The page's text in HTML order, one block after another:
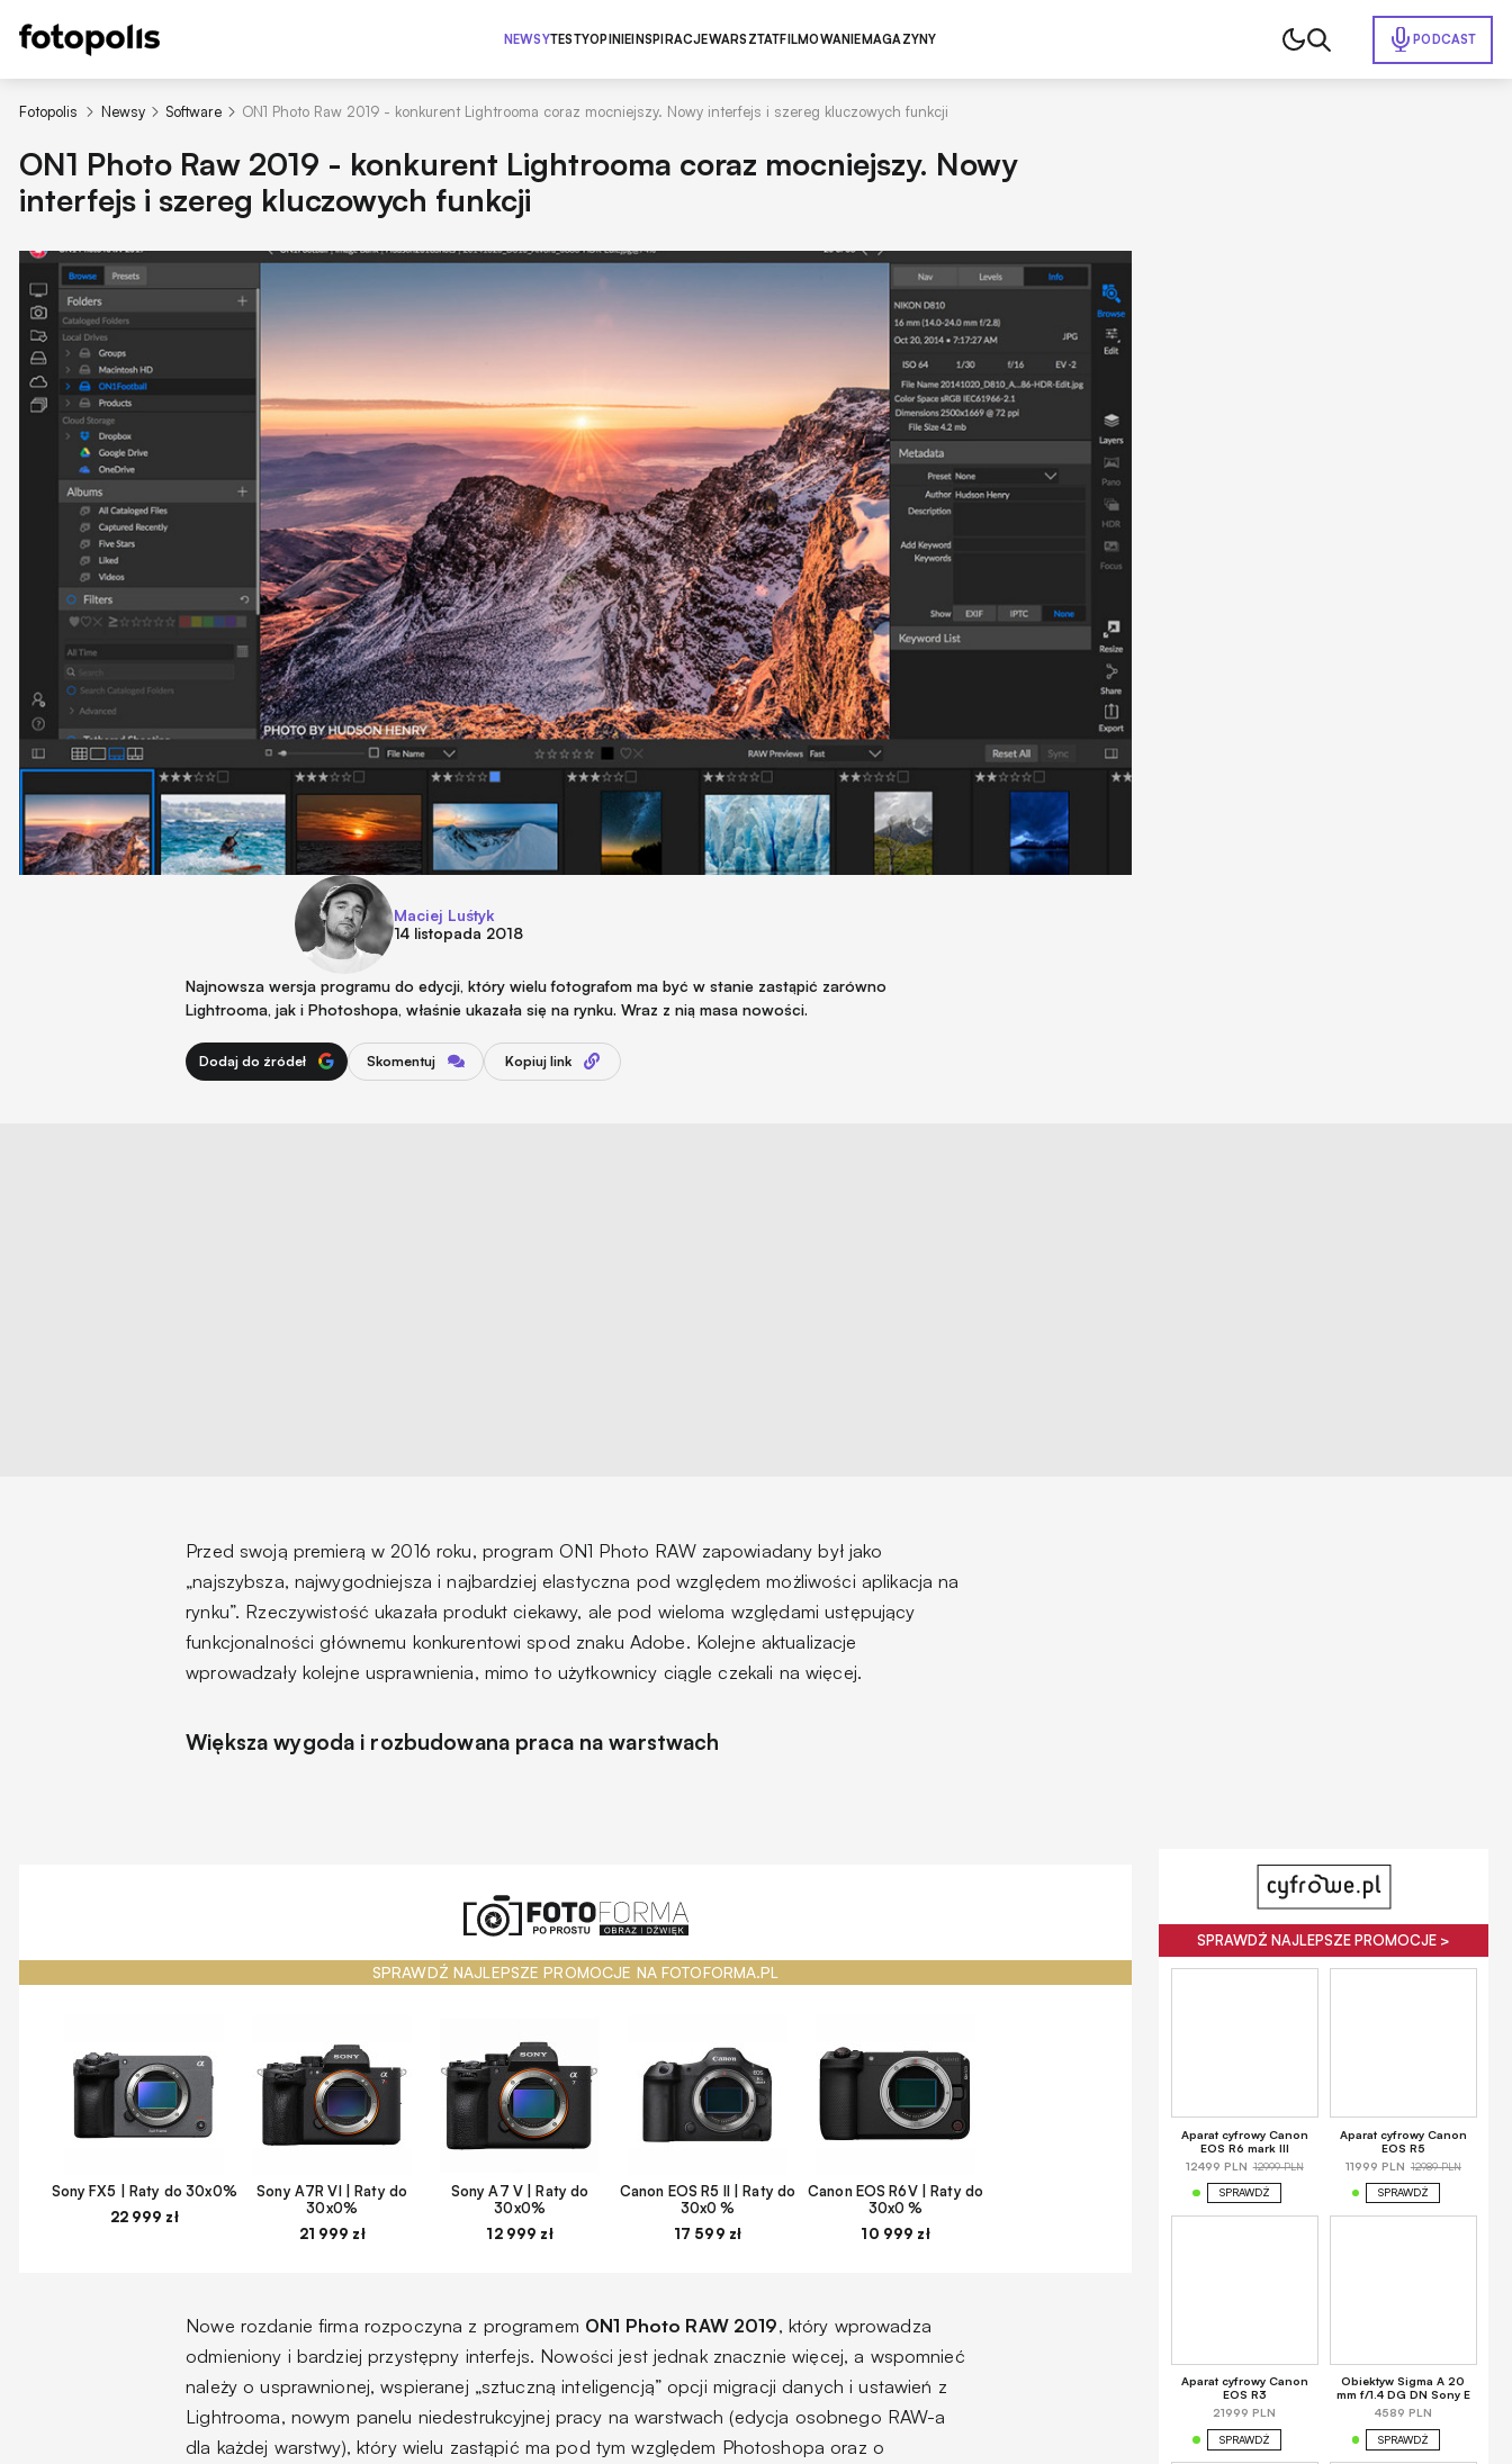
NEWSYTESTYOPINIEINSPIRACJEWARSZTATFILMOWANIEMAGAZYNY PODCAST
Fotopolis Newsy Software ON1 Photo Raw 2019 - konkurent Lightrooma coraz mocniejszy. Nowy interfejs i szereg kluczowych funkcji
ON1 Photo Raw 2019 - konkurent Lightrooma coraz mocniejszy. Nowy
interfejs i szereg kluczowych funkcji
Maciej Luśtyk
14 listopada 2018
Najnowsza wersja programu do edycji, który wielu fotografom ma być w stanie zastąpić zarówno
Lightrooma, jak i Photoshopa, właśnie ukazała się na rynku. Wraz z nią masa nowości.
Dodaj do źródeł Skomentuj Kopiuj link
Przed swoją premierą w 2016 roku, program ON1 Photo RAW zapowiadany był jako
„najszybsza, najwygodniejsza i najbardziej elastyczna pod względem możliwości aplikacja na
rynku”. Rzeczywistość ukazała produkt ciekawy, ale pod wieloma względami ustępujący
funkcjonalności głównemu konkurentowi spod znaku Adobe. Kolejne aktualizacje
wprowadzały kolejne usprawnienia, mimo to użytkownicy ciągle czekali na więcej.
Większa wygoda i rozbudowana praca na warstwach
SPRAWDŹ NAJLEPSZE PROMOCJE NA FOTOFORMA.PL
Sony FX5 | Raty do 30x0%
22 999 zł
Sony A7R VI | Raty do
30x0%
21 999 zł
Sony A7 V | Raty do
30x0%
12 999 zł
Canon EOS R5 II | Raty do
30x0 %
17 599 zł
Canon EOS R6V | Raty do
30x0 %
10 999 zł
Nowe rozdanie firma rozpoczyna z programem ON1 Photo RAW 2019, który wprowadza
odmieniony i bardziej przystępny interfejs. Nowości jest jednak znacznie więcej, a wspomnieć
należy o usprawnionej, wspieranej „sztuczną inteligencją” opcji migracji danych i ustawień z
Lightrooma, nowym panelu niedestrukcyjnej pracy na warstwach (edycja osobnego RAW-a
dla każdej warstwy), który wielu zastąpić ma pod tym względem Photoshopa oraz o
SPRAWDŹ NAJLEPSZE PROMOCJE >
Aparat cyfrowy Canon
EOS R6 mark III
12499 PLN 12999 PLN
SPRAWDŹ
Aparat cyfrowy Canon
EOS R5
11999 PLN 12989 PLN
SPRAWDŹ
Aparat cyfrowy Canon
EOS R3
21999 PLN
SPRAWDŹ
Obiektyw Sigma A 20
mm f/1.4 DG DN Sony E
4589 PLN
SPRAWDŹ